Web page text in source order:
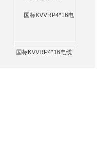
国标KVVRP4*16电缆